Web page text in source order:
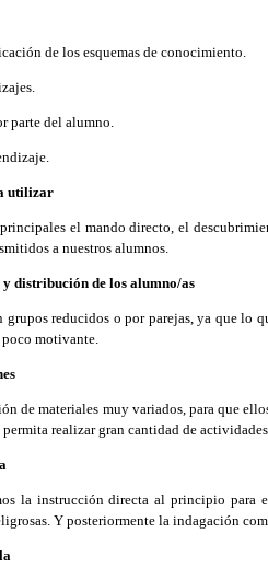
de los esquemas de conocimiento.
parte del alumno.
utilizar
el mando directo, el
a nuestros alumnos.
distribución de los alumno/as
reducidos o por parejas, ya que lo
poco motivante.
de materiales muy variados, para que
realizar gran cantidad de
instrucción directa al principio para
Y posteriormente la indagación